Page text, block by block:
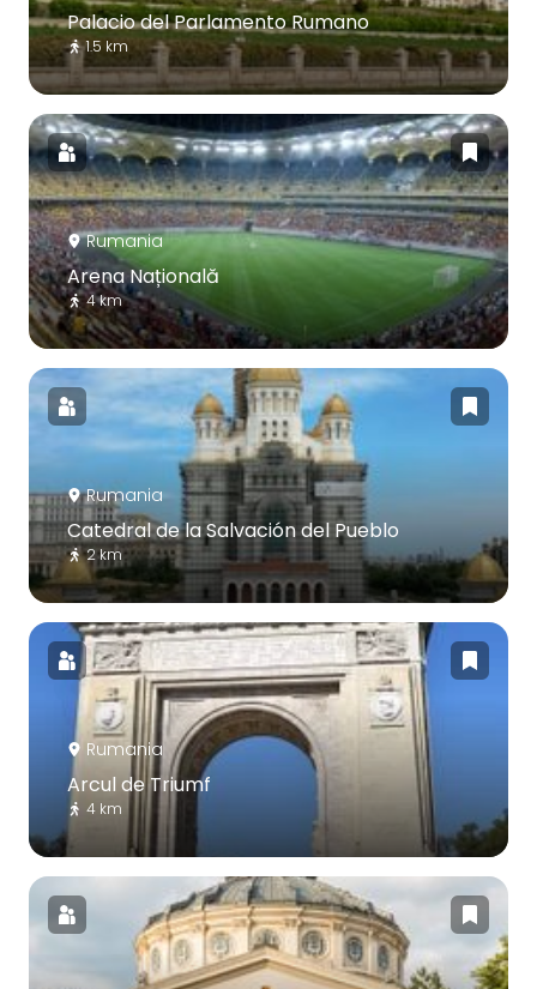
Palacio del Parlamento Rumano
1.5 km
Rumania
Arena Națională
4 km
Rumania
Catedral de la Salvación del Pueblo
2 km
Rumania
Arcul de Triumf
4 km